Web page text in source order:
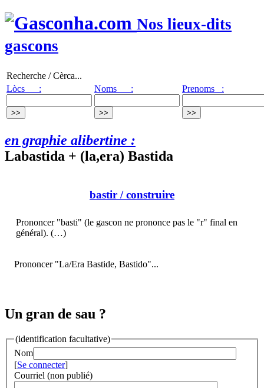
Nos lieux-dits
gascons
Recherche / Cèrca...
Lòcs :
Noms : Prenoms :
en graphie alibertine :
Labastida + (la,era) Bastida
bastir / construire
Prononcer "basti" (le gascon ne prononce pas le "r" final en
général). (…)
Prononcer "La/Era Bastide, Bastido"...
Un gran de sau ?
(identification facultative)
Nom
[Se connecter]
Courriel (non publié)